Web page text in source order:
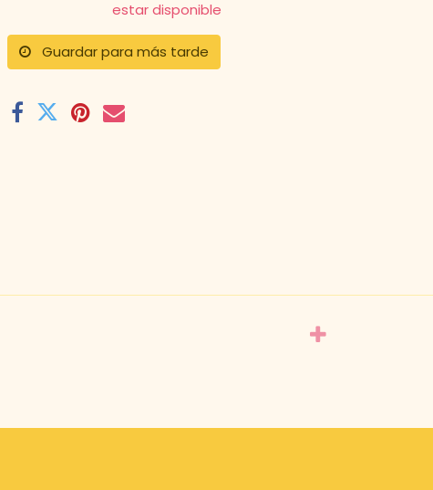
estar disponible
Guardar para más tarde